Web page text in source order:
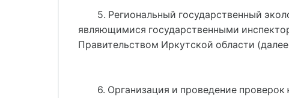
5. Региональный государственный
являющимися государственными
Правительством Иркутской области
6. Организация и проведение